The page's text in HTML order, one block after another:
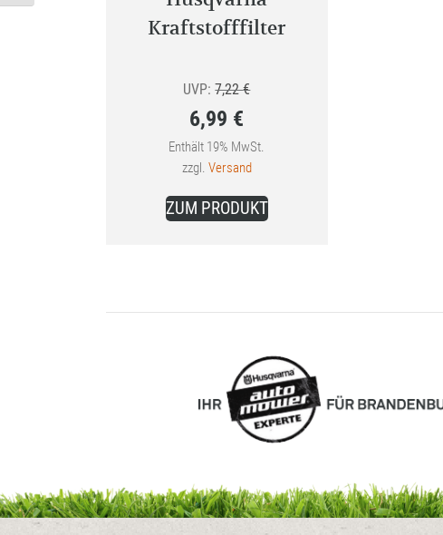
Kraftstofffilter
UVP: 7,22€Ursprünglicher
war:
7,22 €
6,99 €
Aktueller
Preis
ist:
Enthält 19% MwSt.
zzgl. Versand
ZUM PRODUKT